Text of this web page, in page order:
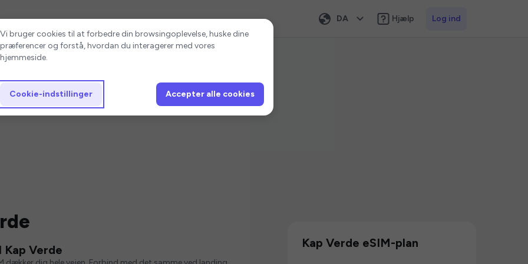
DA Hjælp Log ind
Verde Kap Verde eSIM-plan
Cookie-indstillinger
Vi bruger cookies til at forbedre din browsingoplevelse, huske dine
præferencer og forstå, hvordan du interagerer med vores
hjemmeside.
Cookie-indstillinger Accepter alle cookies